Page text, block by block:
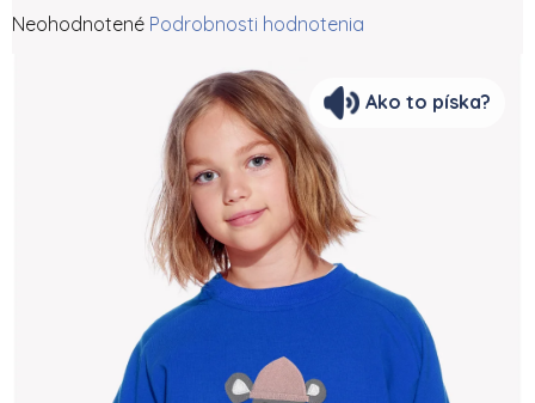
Priemerné hodnotenie produktu je 0,0 z 5 hviezdičiek.
Neohodnotené Podrobnosti hodnotenia
Ako to píska?